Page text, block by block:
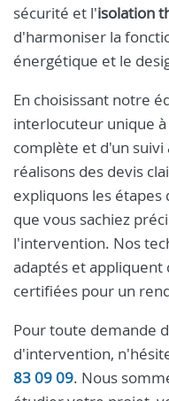
sécurité et l'isolation
d'harmoniser la
énergétique et le
En choisissant notre
interlocuteur unique à
complète et d'un
réalisons des devis
expliquons les étapes
que vous sachiez
l'intervention. Nos
adaptés et appliquent
certifiées pour un
Pour toute demande
d'intervention,
83 09 09. Nous